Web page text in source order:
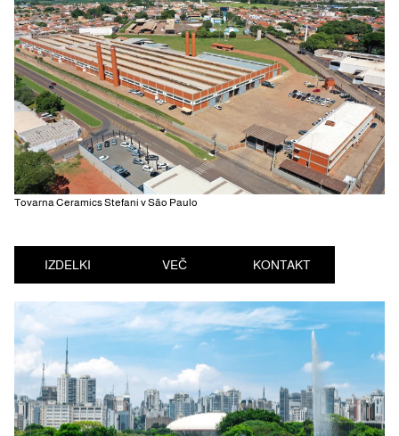
Tovarna Ceramics Stefani v São Paulo
IZDELKI VEČ KONTAKT